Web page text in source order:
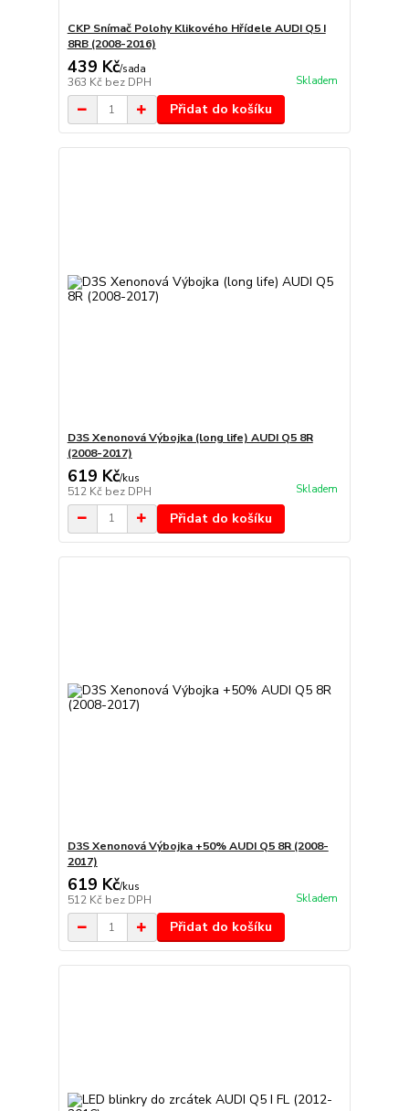
CKP Snímač Polohy Klikového Hřídele AUDI Q5 I
8RB (2008-2016)
439 Kč/sada
363 Kč bez DPH Skladem
Přidat do košíku
D3S Xenonová Výbojka (long life) AUDI Q5 8R
(2008-2017)
619 Kč/kus
512 Kč bez DPH Skladem
Přidat do košíku
D3S Xenonová Výbojka +50% AUDI Q5 8R (2008-
2017)
619 Kč/kus
512 Kč bez DPH Skladem
Přidat do košíku